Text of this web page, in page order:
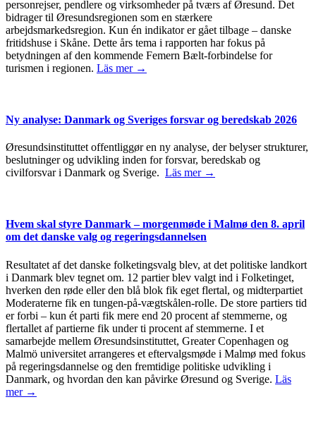
personrejser, pendlere og virksomheder på tværs af Øresund. Det
bidrager til Øresundsregionen som en stærkere
arbejdsmarkedsregion. Kun én indikator er gået tilbage – danske
fritidshuse i Skåne. Dette års tema i rapporten har fokus på
betydningen af den kommende Femern Bælt-forbindelse for
turismen i regionen. Läs mer →
Ny analyse: Danmark og Sveriges forsvar og beredskab 2026
Øresundsinstituttet offentliggør en ny analyse, der belyser strukturer,
beslutninger og udvikling inden for forsvar, beredskab og
civilforsvar i Danmark og Sverige. Läs mer →
Hvem skal styre Danmark – morgenmøde i Malmø den 8. april
om det danske valg og regeringsdannelsen
Resultatet af det danske folketingsvalg blev, at det politiske landkort
i Danmark blev tegnet om. 12 partier blev valgt ind i Folketinget,
hverken den røde eller den blå blok fik eget flertal, og midterpartiet
Moderaterne fik en tungen-på-vægtskålen-rolle. De store partiers tid
er forbi – kun ét parti fik mere end 20 procent af stemmerne, og
flertallet af partierne fik under ti procent af stemmerne. I et
samarbejde mellem Øresundsinstituttet, Greater Copenhagen og
Malmö universitet arrangeres et eftervalgsmøde i Malmø med fokus
på regeringsdannelse og den fremtidige politiske udvikling i
Danmark, og hvordan den kan påvirke Øresund og Sverige. Läs
mer →